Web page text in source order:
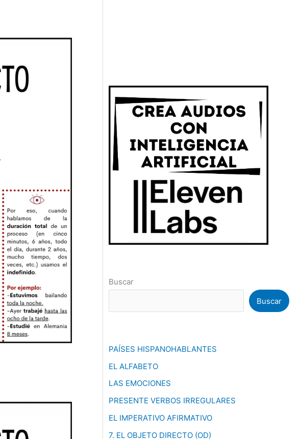
Buscar
Buscar
PAÍSES HISPANOHABLANTES
EL ALFABETO
LAS EMOCIONES
PRESENTE VERBOS IRREGULARES
EL IMPERATIVO AFIRMATIVO
7. EL OBJETO DIRECTO (OD)